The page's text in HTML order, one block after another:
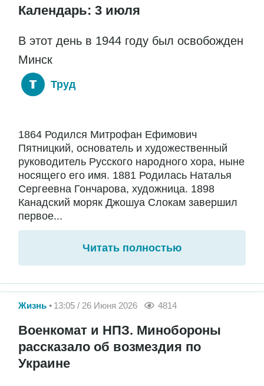
Календарь: 3 июля
В этот день в 1944 году был освобожден
Минск
Труд
1864 Родился Митрофан Ефимович
Пятницкий, основатель и художественный
руководитель Русского народного хора, ныне
носящего его имя. 1881 Родилась Наталья
Сергеевна Гончарова, художница. 1898
Канадский моряк Джошуа Слокам завершил
первое...
Читать полностью
Жизнь 13:05 / 26 Июня 2026 4814
Военкомат и НПЗ. Минобороны
рассказало об возмездия по
Украине